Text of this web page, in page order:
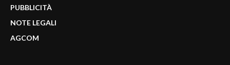
PUBBLICITÀ
NOTE LEGALI
AGCOM